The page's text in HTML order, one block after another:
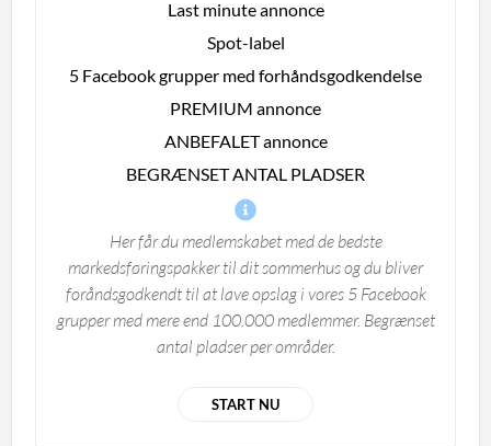
Last minute annonce
Spot-label
5 Facebook grupper med forhåndsgodkendelse
PREMIUM annonce
ANBEFALET annonce
BEGRÆNSET ANTAL PLADSER
Her får du medlemskabet med de bedste
markedsføringspakker til dit sommerhus og du bliver
foråndsgodkendt til at lave opslag i vores 5 Facebook
grupper med mere end 100.000 medlemmer. Begrænset
antal pladser per områder.
START NU